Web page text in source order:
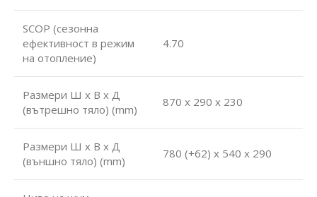
SCOP (сезонна
ефективност в режим
на отопление)
4.70
Размери Ш х В х Д
(вътрешно тяло) (mm)
870 x 290 x 230
Размери Ш х В х Д
(външно тяло) (mm)
780 (+62) x 540 x 290